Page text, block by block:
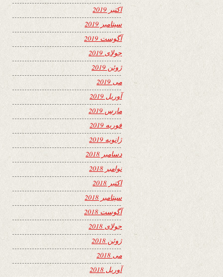
اکتبر 2019
سپتامبر 2019
آگوست 2019
جولای 2019
ژوئن 2019
می 2019
آوریل 2019
مارس 2019
فوریه 2019
ژانویه 2019
دسامبر 2018
نوامبر 2018
اکتبر 2018
سپتامبر 2018
آگوست 2018
جولای 2018
ژوئن 2018
می 2018
آوریل 2018